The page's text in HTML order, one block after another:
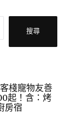
搜尋
棧寵物友善
起！含：烤
房宿